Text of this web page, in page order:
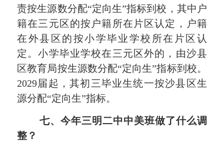
责按生源数分配“定向生”指标到校，其中户
籍在三元区的按户籍所在片区认定，户籍
在外县区的按小学毕业学校所在片区认
定。小学毕业学校在三元区外的，由沙县
区教育局按生源数分配“定向生”指标到校。
2029届起，其初三毕业生统一按沙县区生
源分配“定向生”指标。
七、今年三明二中中美班做了什么调
整？